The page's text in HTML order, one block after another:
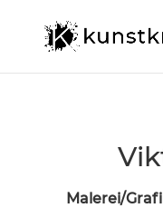
Malerei/